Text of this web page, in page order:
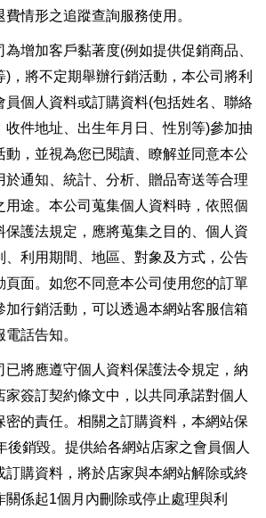
費情形之追蹤查詢服務使用。
為增加客戶黏著度(例如提供促銷商品、
)，將不定期舉辦行銷活動，本公司將利
員個人資料或訂購資料(包括姓名、聯絡
收件地址、出生年月日、性別等)參加抽
動，並視為您已閱讀、瞭解並同意本公
於通知、統計、分析、贈品寄送等合理
用途。本公司蒐集個人資料時，依照個
保護法規定，應將蒐集之目的、個人資
、利用期間、地區、對象及方式，公告
頁面。如您不同意本公司使用您的訂單
加行銷活動，可以透過本網站客服信箱
電話告知。
已將應遵守個人資料保護法令規定，納
家簽訂契約條文中，以共同承諾對個人
密的責任。相關之訂購資料，本網站保
後銷毀。提供給各網站店家之會員個人
訂購資料，將於店家與本網站解除或終
關係起1個月內刪除或停止處理與利